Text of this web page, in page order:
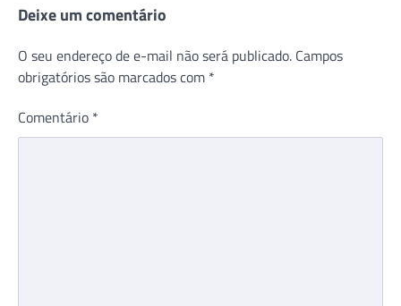
Deixe um comentário
O seu endereço de e-mail não será publicado. Campos
obrigatórios são marcados com *
Comentário *